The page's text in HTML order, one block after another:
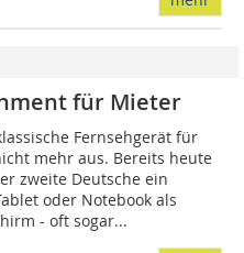
für Mieter
Fernsehgerät für
mehr aus. Bereits heute
zweite Deutsche ein
oder Notebook als
- oft sogar...